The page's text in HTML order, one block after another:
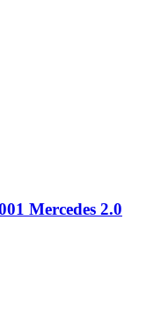
Mercedes 2.0